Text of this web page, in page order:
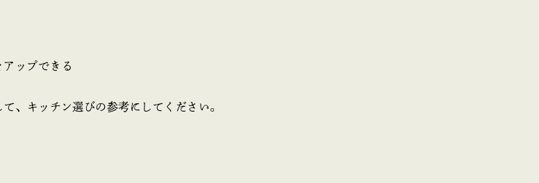
ップできる
、キッチン選びの参考にしてください。